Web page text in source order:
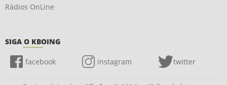
Rádios OnLine
SIGA O KBOING
facebook instagram twitter